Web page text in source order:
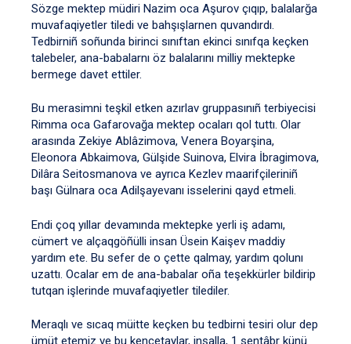
Sözge mektep müdiri Nazim oca Aşurov çıqıp, balalarğa
muvafaqiyetler tiledi ve bahşışlarnen quvandırdı.
Tedbirniñ soñunda birinci sınıftan ekinci sınıfqa keçken
talebeler, ana-babalarnı öz balalarını milliy mektepke
bermege davet ettiler.
Bu merasimni teşkil etken azırlav gruppasınıñ terbiyecisi
Rimma oca Gafarovağa mektep ocaları qol tuttı. Olar
arasında Zekiye Ablâzimova, Venera Boyarşina,
Eleonora Abkaimova, Gülşide Suinova, Elvira İbragimova,
Dilâra Seitosmanova ve ayrıca Kezlev maarifçileriniñ
başı Gülnara oca Adilşayevanı isselerini qayd etmeli.
Endi çoq yıllar devamında mektepke yerli iş adamı,
cümert ve alçaqgöñülli insan Üsein Kaişev maddiy
yardım ete. Bu sefer de o çette qalmay, yardım qolunı
uzattı. Ocalar em de ana-babalar oña teşekkürler bildirip
tutqan işlerinde muvafaqiyetler tilediler.
Meraqlı ve sıcaq müitte keçken bu tedbirni tesiri olur dep
ümüt etemiz ve bu kencetaylar, inşalla, 1 sentâbr künü